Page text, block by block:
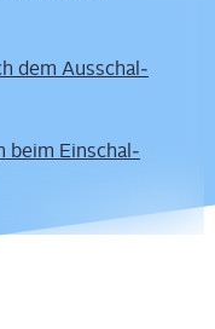
dem Aus­schal­
beim Ein­schal­